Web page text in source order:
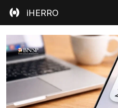
iHERRO